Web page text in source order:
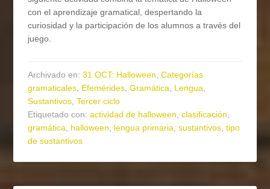
con el aprendizaje gramatical, despertando la
curiosidad y la participación de los alumnos a través del
juego.
Archivado en:31 OCT: Halloween,Categorías
gramaticales, Efemérides,Gramática, Lengua,
Sustantivos,Tercer ciclo
Etiquetado con:actividad de halloween,clasificación,
gramática, halloween, lengua primaria,sustantivos,tipo
de sustantivos